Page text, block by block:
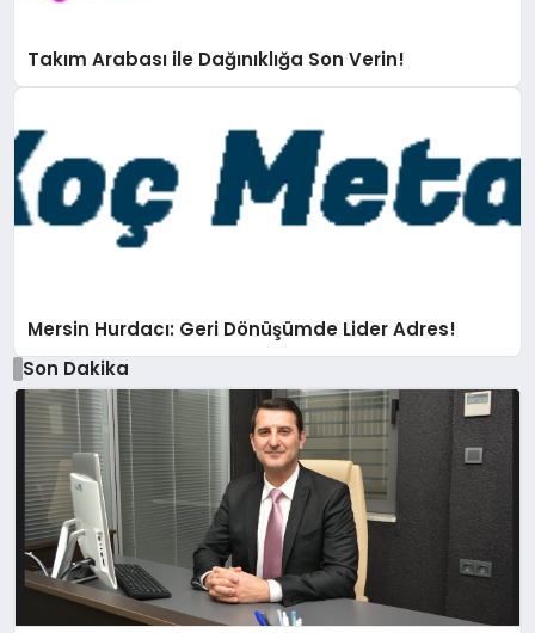
Takım Arabası ile Dağınıklığa Son Verin!
Mersin Hurdacı: Geri Dönüşümde Lider Adres!
Son Dakika